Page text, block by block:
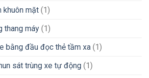
khuôn mặt (1)
thang máy (1)
bằng đầu đọc thẻ tầm xa (1)
sát trùng xe tự động (1)